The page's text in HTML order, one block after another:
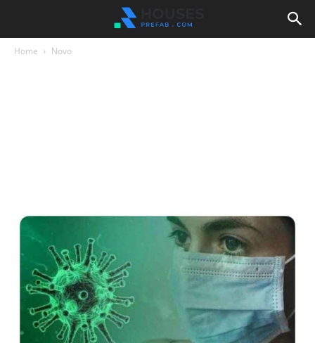
Home Novo